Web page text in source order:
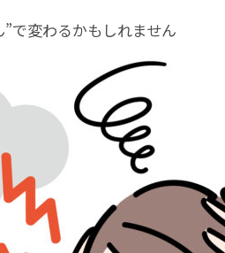
で変わるかもしれません